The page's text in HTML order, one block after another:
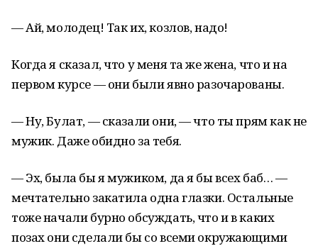
— Ай, молодец! Так их, козлов, надо!
Когда я сказал, что у меня та же жена, что и на
первом курсе — они были явно разочарованы.
— Ну, Булат, — сказали они, — что ты прям как не
мужик. Даже обидно за тебя.
— Эх, была бы я мужиком, да я бы всех баб… —
мечтательно закатила одна глазки. Остальные
тоже начали бурно обсуждать, что и в каких
позах они сделали бы со всеми окружающими